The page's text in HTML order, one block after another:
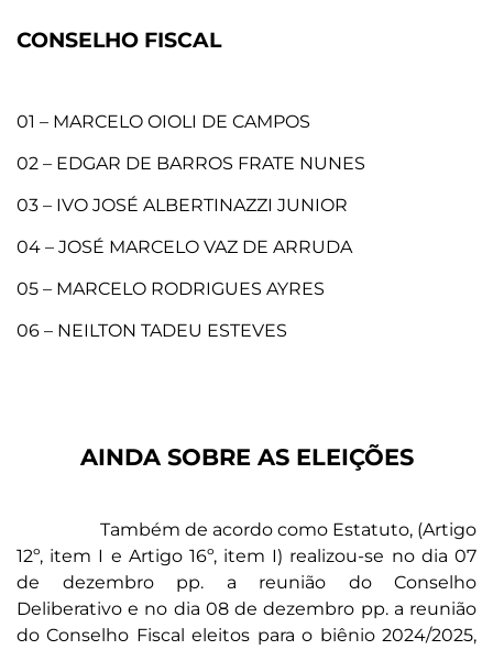
CONSELHO FISCAL
01 – MARCELO OIOLI DE CAMPOS
02 – EDGAR DE BARROS FRATE NUNES
03 – IVO JOSÉ ALBERTINAZZI JUNIOR
04 – JOSÉ MARCELO VAZ DE ARRUDA
05 – MARCELO RODRIGUES AYRES
06 – NEILTON TADEU ESTEVES
AINDA SOBRE AS ELEIÇÕES
Também de acordo como Estatuto, (Artigo
12º, item I e Artigo 16º, item I) realizou-se no dia 07
de dezembro pp. a reunião do Conselho
Deliberativo e no dia 08 de dezembro pp. a reunião
do Conselho Fiscal eleitos para o biênio 2024/2025,